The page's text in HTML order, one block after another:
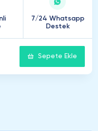
7/24 Whatsapp
Destek
Sepete Ekle